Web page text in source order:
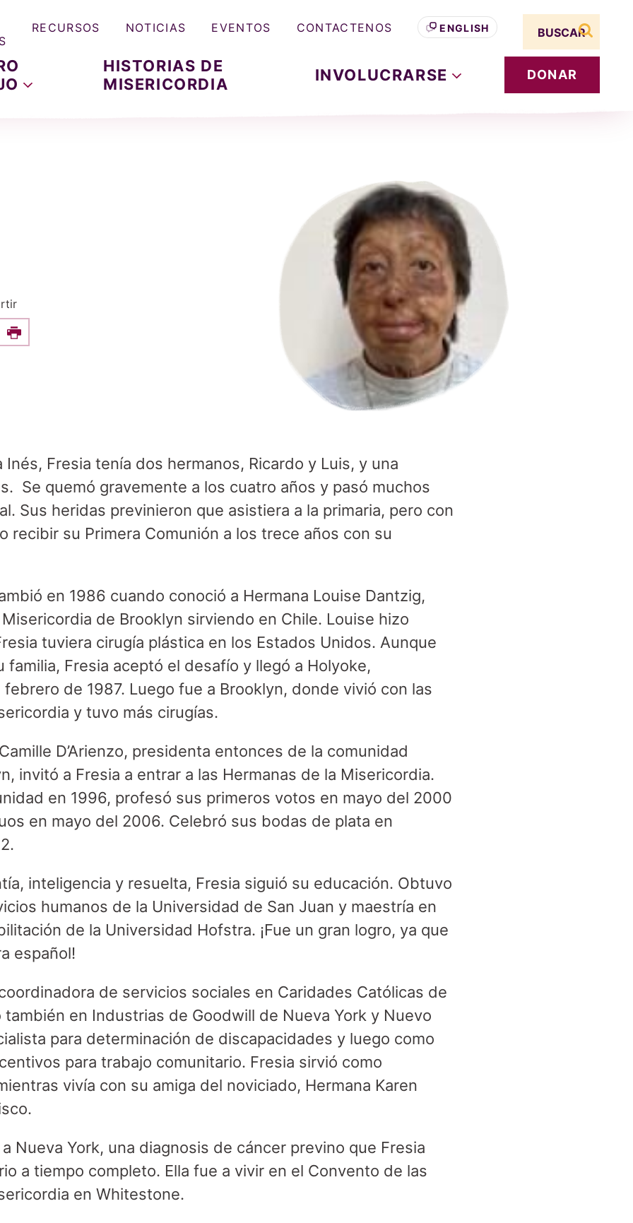
HISTORIAS DE
MISERICORDIA
INVOLUCRARSE DONAR
RECURSOS NOTICIAS EVENTOS CONTACTENOS ENGLISH
Search term
buscar
this on Facebook
Print
Inés, Fresia tenía dos hermanos, Ricardo y Luis, y una
Se quemó gravemente a los cuatro años y pasó muchos
Sus heridas previnieron que asistiera a la primaria, pero con
recibir su Primera Comunión a los trece años con su
en 1986 cuando conoció a Hermana Louise Dantzig,
de Brooklyn sirviendo en Chile. Louise hizo
tuviera cirugía plástica en los Estados Unidos. Aunque
familia, Fresia aceptó el desafío y llegó a Holyoke,
de 1987. Luego fue a Brooklyn, donde vivió con las
y tuvo más cirugías.
D’Arienzo, presidenta entonces de la comunidad
invitó a Fresia a entrar a las Hermanas de la Misericordia.
en 1996, profesó sus primeros votos en mayo del 2000
en mayo del 2006. Celebró sus bodas de plata en
inteligencia y resuelta, Fresia siguió su educación. Obtuvo
humanos de la Universidad de San Juan y maestría en
de la Universidad Hofstra. ¡Fue un gran logro, ya que
español!
de servicios sociales en Caridades Católicas de
también en Industrias de Goodwill de Nueva York y Nuevo
para determinación de discapacidades y luego como
para trabajo comunitario. Fresia sirvió como
vivía con su amiga del noviciado, Hermana Karen
Nueva York, una diagnosis de cáncer previno que Fresia
a tiempo completo. Ella fue a vivir en el Convento de las
en Whitestone.